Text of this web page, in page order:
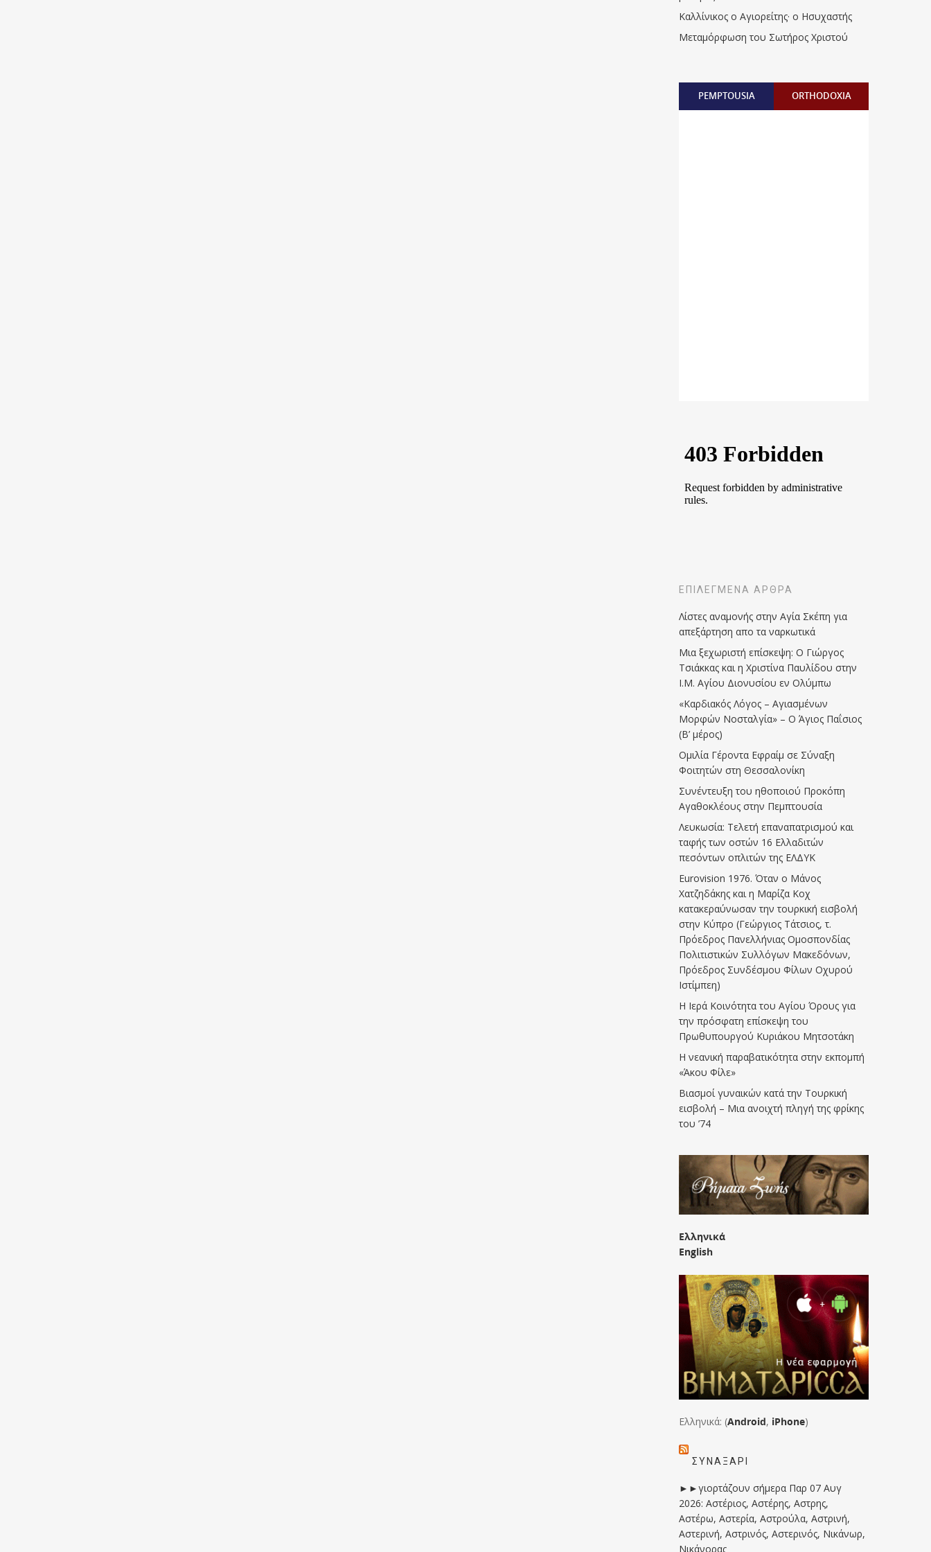
Καλλίνικος ο Αγιορείτης · ο Ησυχαστής
Μεταμόρφωση του Σωτήρος Χριστού
PEMPTOUSIA ORTHODOXIA
ΕΠΙΛΕΓΜΈΝΑ ΆΡΘΡΑ
Λίστες αναμονής στην Αγία Σκέπη για
απεξάρτηση απο τα ναρκωτικά
Μια ξεχωριστή επίσκεψη: Ο Γιώργος
Τσιάκκας και η Χριστίνα Παυλίδου στην
Ι.Μ. Αγίου Διονυσίου εν Ολύμπω
«Καρδιακός Λόγος – Αγιασμένων
Μορφών Νοσταλγία» – Ο Άγιος Παΐσιος
(Β’ μέρος)
Ομιλία Γέροντα Εφραίμ σε Σύναξη
Φοιτητών στη Θεσσαλονίκη
Συνέντευξη του ηθοποιού Προκόπη
Αγαθοκλέους στην Πεμπτουσία
Λευκωσία: Τελετή επαναπατρισμού και
ταφής των οστών 16 Ελλαδιτών
πεσόντων οπλιτών της ΕΛΔΥΚ
Eurovision 1976. Όταν ο Μάνος
Χατζηδάκης και η Μαρίζα Κοχ
κατακεραύνωσαν την τουρκική εισβολή
στην Κύπρο (Γεώργιος Τάτσιος, τ.
Πρόεδρος Πανελλήνιας Ομοσπονδίας
Πολιτιστικών Συλλόγων Μακεδόνων,
Πρόεδρος Συνδέσμου Φίλων Οχυρού
Ιστίμπεη)
Η Ιερά Κοινότητα του Αγίου Όρους για
την πρόσφατη επίσκεψη του
Πρωθυπουργού Κυριάκου Μητσοτάκη
Η νεανική παραβατικότητα στην εκπομπή
«Άκου Φίλε»
Βιασμοί γυναικών κατά την Τουρκική
εισβολή – Μια ανοιχτή πληγή της φρίκης
του ’74
Ελληνικά
English
Ελληνικά: (Android, iPhone)
ΣΥΝΑΞΆΡΙ
►►γιορτάζουν σήμερα Παρ 07 Αυγ
2026: Αστέριος, Αστέρης, Αστρης,
Αστέρω, Αστερία, Αστρούλα, Αστρινή,
Αστερινή, Αστρινός, Αστερινός, Νικάνωρ,
Νικάνορας